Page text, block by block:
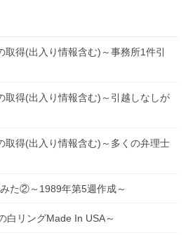
得(出入り情報含む)～事務所1件引
取得(出入り情報含む)～引越しなしが
取得(出入り情報含む)～多くの弁理士
た②～1989年第5週作成～
リングMade In USA～